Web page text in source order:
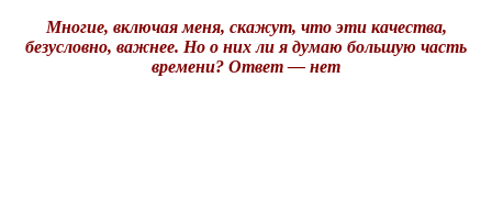
Многие, включая меня, скажут, что эти качества,
безусловно, важнее. Но о них ли я думаю большую часть
времени? Ответ — нет